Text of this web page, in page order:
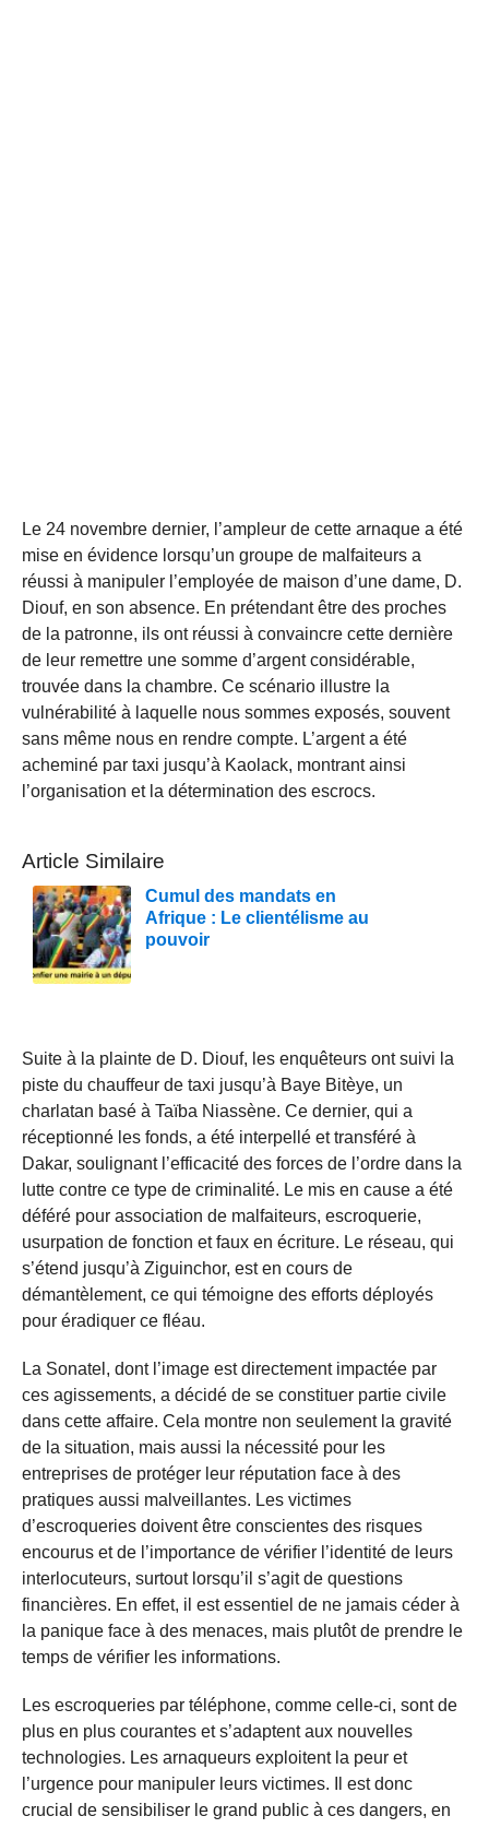
Le 24 novembre dernier, l’ampleur de cette arnaque a été
mise en évidence lorsqu’un groupe de malfaiteurs a
réussi à manipuler l’employée de maison d’une dame, D.
Diouf, en son absence. En prétendant être des proches
de la patronne, ils ont réussi à convaincre cette dernière
de leur remettre une somme d’argent considérable,
trouvée dans la chambre. Ce scénario illustre la
vulnérabilité à laquelle nous sommes exposés, souvent
sans même nous en rendre compte. L’argent a été
acheminé par taxi jusqu’à Kaolack, montrant ainsi
l’organisation et la détermination des escrocs.
Article Similaire
Cumul des mandats en
Afrique : Le clientélisme au
pouvoir
Suite à la plainte de D. Diouf, les enquêteurs ont suivi la
piste du chauffeur de taxi jusqu’à Baye Bitèye, un
charlatan basé à Taïba Niassène. Ce dernier, qui a
réceptionné les fonds, a été interpellé et transféré à
Dakar, soulignant l’efficacité des forces de l’ordre dans la
lutte contre ce type de criminalité. Le mis en cause a été
déféré pour association de malfaiteurs, escroquerie,
usurpation de fonction et faux en écriture. Le réseau, qui
s’étend jusqu’à Ziguinchor, est en cours de
démantèlement, ce qui témoigne des efforts déployés
pour éradiquer ce fléau.
La Sonatel, dont l’image est directement impactée par
ces agissements, a décidé de se constituer partie civile
dans cette affaire. Cela montre non seulement la gravité
de la situation, mais aussi la nécessité pour les
entreprises de protéger leur réputation face à des
pratiques aussi malveillantes. Les victimes
d’escroqueries doivent être conscientes des risques
encourus et de l’importance de vérifier l’identité de leurs
interlocuteurs, surtout lorsqu’il s’agit de questions
financières. En effet, il est essentiel de ne jamais céder à
la panique face à des menaces, mais plutôt de prendre le
temps de vérifier les informations.
Les escroqueries par téléphone, comme celle-ci, sont de
plus en plus courantes et s’adaptent aux nouvelles
technologies. Les arnaqueurs exploitent la peur et
l’urgence pour manipuler leurs victimes. Il est donc
crucial de sensibiliser le grand public à ces dangers, en